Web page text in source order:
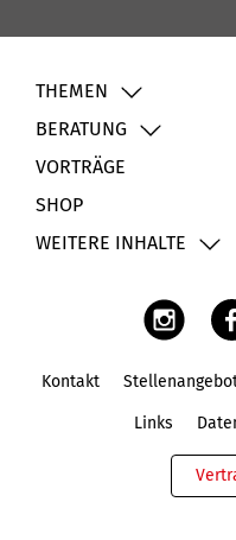
THEMEN
BERATUNG
VORTRÄGE
SHOP
WEITERE INHALTE
Kontakt
Links